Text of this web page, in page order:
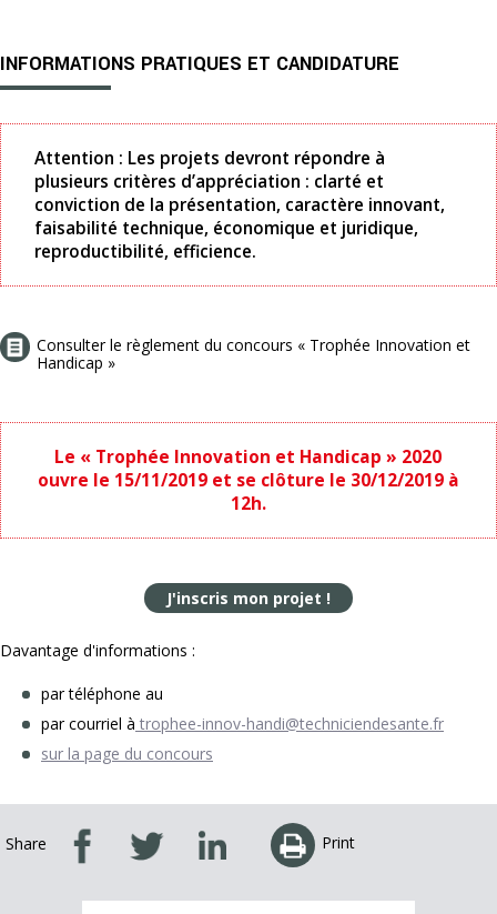
INFORMATIONS PRATIQUES ET CANDIDATURE
Attention : Les projets devront répondre à
plusieurs critères d’appréciation : clarté et
conviction de la présentation, caractère innovant,
faisabilité technique, économique et juridique,
reproductibilité, efficience.
Consulter le règlement du concours « Trophée Innovation et
Handicap »
Le « Trophée Innovation et Handicap » 2020
ouvre le 15/11/2019 et se clôture le 30/12/2019 à
12h.
J'inscris mon projet !
Davantage d'informations :
par téléphone au
par courriel à trophee-innov-handi@techniciendesante.fr
sur la page du concours
Share Print